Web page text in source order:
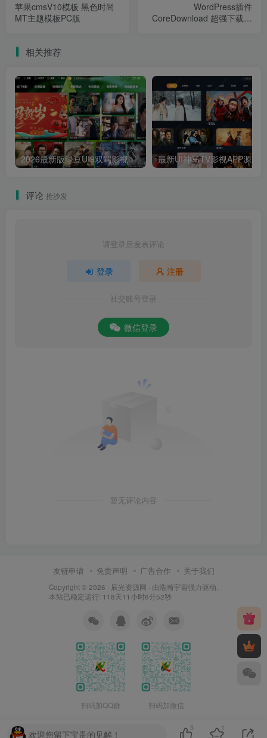
苹果cmsV10模板 黑色时尚
MT主题模板PC版
WordPress插件
CoreDownload 超强下载增
相关推荐
2026最新版绿豆UI9双端影视APP源码
评论 抢沙发
请登录后发表评论
登录 注册
社交账号登录
微信登录
暂无评论内容
友链申请 免责声明 广告合作 关于我们
Copyright © 2026 · 辰光资源网 · 由浩瀚宇宙强力驱动.
本站已稳定运行: 118天11小时6分53秒
扫码加QQ群 扫码加微信
欢迎您留下宝贵的见解！
5 1